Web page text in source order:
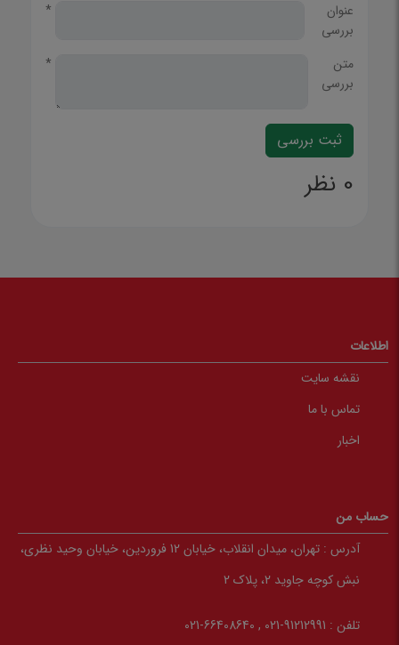
عنوان
بررسی
*
متن
بررسی
*
0 نظر
اطلاعات
نقشه سایت
تماس با ما
اخبار
حساب من
آدرس :
تهران، میدان انقلاب، خیابان 12 فروردین، خیابان وحید نظری،
نبش کوچه جاوید 2، پلاک 2
تلفن : 91212991-021 , 66408640-021